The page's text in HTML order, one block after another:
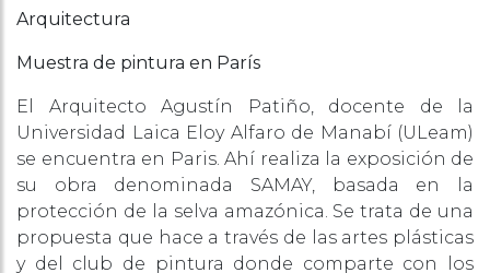
Arquitectura
Muestra de pintura en París
El Arquitecto Agustín Patiño, docente de la
Universidad Laica Eloy Alfaro de Manabí (ULeam)
se encuentra en Paris. Ahí realiza la exposición de
su obra denominada SAMAY, basada en la
protección de la selva amazónica. Se trata de una
propuesta que hace a través de las artes plásticas
y del club de pintura donde comparte con los